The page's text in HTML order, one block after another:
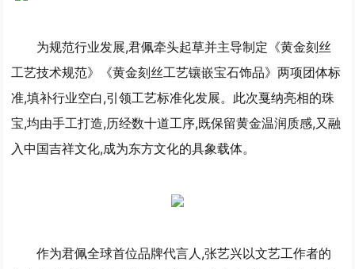
为规范行业发展,君佩牵头起草并主导制定《黄金刻丝
工艺技术规范》《黄金刻丝工艺镶嵌宝石饰品》两项团体标
准,填补行业空白,引领工艺标准化发展。此次戛纳亮相的珠
宝,均由手工打造,历经数十道工序,既保留黄金温润质感,又融
入中国吉祥文化,成为东方文化的具象载体。
作为君佩全球首位品牌代言人,张艺兴以文艺工作者的